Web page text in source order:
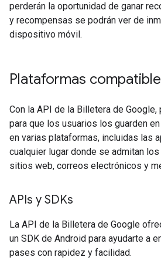
perderán la oportunidad de ganar
y recompensas se podrán ver de
dispositivo móvil.
Plataformas
Con la API de la Billetera de
para que los usuarios los guarden
en varias plataformas, incluidas las
cualquier lugar donde se admitan
sitios web, correos electrónicos y
APIs y SDKs
La API de la Billetera de Google
un SDK de Android para ayudarte a
pases con rapidez y facilidad.